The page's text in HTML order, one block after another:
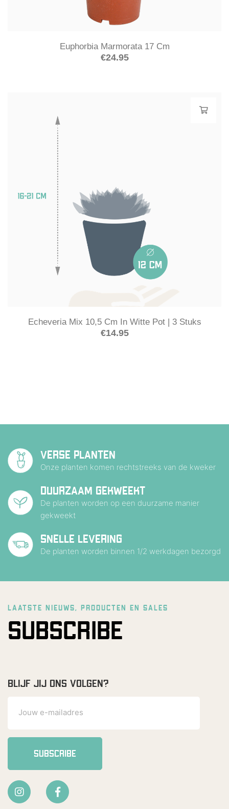
Euphorbia Marmorata 17 Cm
€24.95
Echeveria Mix 10,5 Cm In Witte Pot | 3 Stuks
€14.95
VERSE PLANTEN
Onze planten komen rechtstreeks van de kweker
DUURZAAM GEKWEEKT
De planten worden op een duurzame manier
gekweekt
SNELLE LEVERING
De planten worden binnen 1/2 werkdagen bezorgd
LAATSTE NIEUWS, PRODUCTEN EN SALES
SUBSCRIBE
BLIJF JIJ ONS VOLGEN?
SUBSCRIBE